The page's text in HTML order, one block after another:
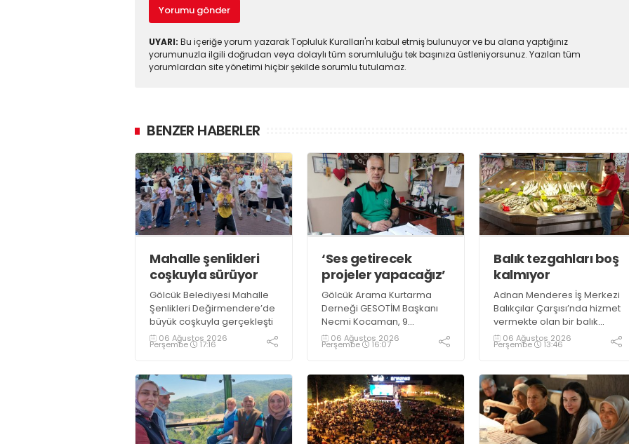
Yorumu gönder
UYARI: Bu içeriğe yorum yazarak Topluluk Kuralları'nı kabul etmiş bulunuyor ve bu alana yaptığınız
yorumunuzla ilgili doğrudan veya dolaylı tüm sorumluluğu tek başınıza üstleniyorsunuz. Yazılan tüm
yorumlardan site yönetimi hiçbir şekilde sorumlu tutulamaz.
BENZER HABERLER
Mahalle şenlikleri
coşkuyla sürüyor
Gölcük Belediyesi Mahalle
Şenlikleri Değirmendere’de
büyük coşkuyla gerçekleşti
06 Ağustos 2026
Perşembe 17:16
‘Ses getirecek
projeler yapacağız’
Gölcük Arama Kurtarma
Derneği GESOTİM Başkanı
Necmi Kocaman, 9
Ağustos’ta gerçekleşecek
sınavın ardından 4. Akredite
tamamlayacaklarını ifade
ederek açıklamalarda
bulundu. Kocaman,
“Gölcük’te ve Kocaeli
genelinde ses getirecek
06 Ağustos 2026
Perşembe 16:07
Balık tezgahları boş
kalmıyor
Adnan Menderes İş Merkezi
Balıkçılar Çarşısı’nda hizmet
vermekte olan bir balık
restoranının işletme
sahiplerinden Emrah
tezgahlarda taze balık
bulunduğunu ifade ederek
“Yıl boyunca tezgahlarda
taze balık bulmak mümkün
oluyor” dedi
06 Ağustos 2026
Perşembe 13:46